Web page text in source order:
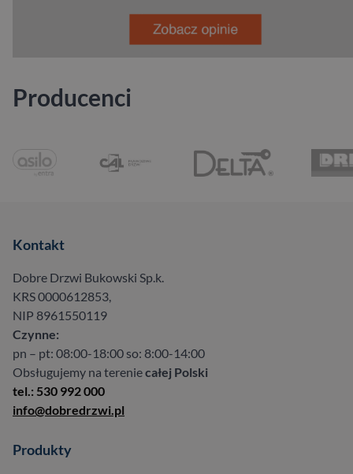
Producenci
Kontakt
Dobre Drzwi Bukowski Sp.k.
KRS 0000612853,
NIP 8961550119
Czynne:
pn – pt: 08:00-18:00 so: 8:00-14:00
Obsługujemy na tereniecałej Polski
tel.: 530 992 000
info@dobredrzwi.pl
Produkty